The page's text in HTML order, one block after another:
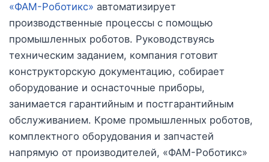
«ФАМ-Роботикс» автоматизирует
производственные процессы с помощью
промышленных роботов. Руководствуясь
техническим заданием, компания готовит
конструкторскую документацию, собирает
оборудование и оснасточные приборы,
занимается гарантийным и постгарантийным
обслуживанием. Кроме промышленных роботов,
комплектного оборудования и запчастей
напрямую от производителей, «ФАМ-Роботикс»